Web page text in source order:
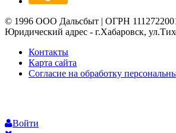
© 1996 ООО Дальсбыт | ОГРН
Юридический адрес - г.Хабаровск,
Контакты
Карта сайта
Согласие на обработку
Войти